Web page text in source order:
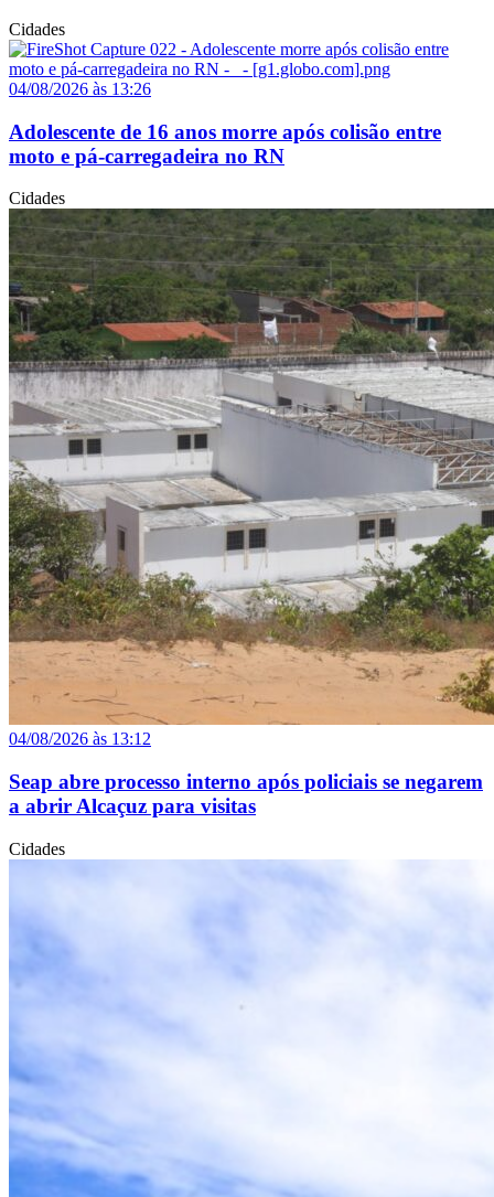
Cidades
04/08/2026 às 13:26
Adolescente de 16 anos morre após colisão entre
moto e pá-carregadeira no RN
Cidades
04/08/2026 às 13:12
Seap abre processo interno após policiais se negarem
a abrir Alcaçuz para visitas
Cidades